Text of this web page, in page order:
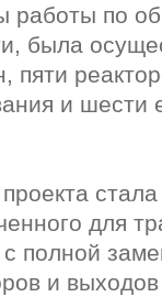
работы по
была
пяти
и шести
для
полной
и